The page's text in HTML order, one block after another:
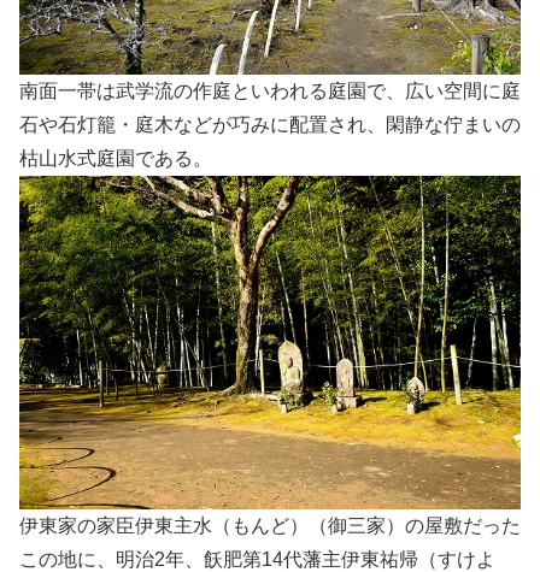
南面一帯は武学流の作庭といわれる庭園で、広い空間に庭
石や石灯籠・庭木などが巧みに配置され、閑静な佇まいの
枯山水式庭園である。
伊東家の家臣伊東主水（もんど）（御三家）の屋敷だった
この地に、明治2年、飫肥第14代藩主伊東祐帰（すけよ